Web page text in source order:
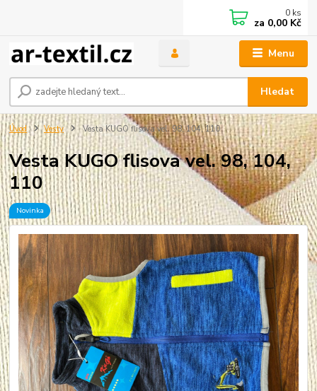
Menu
Hledat
0 ks
za 0,00 Kč
Úvod Vesty Vesta KUGO flisova vel. 98, 104, 110
Vesta KUGO flisova vel. 98, 104,
110
Novinka